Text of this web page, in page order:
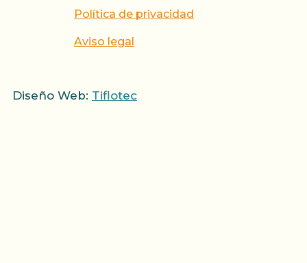
Política de privacidad
Aviso legal
Diseño Web: Tiflotec